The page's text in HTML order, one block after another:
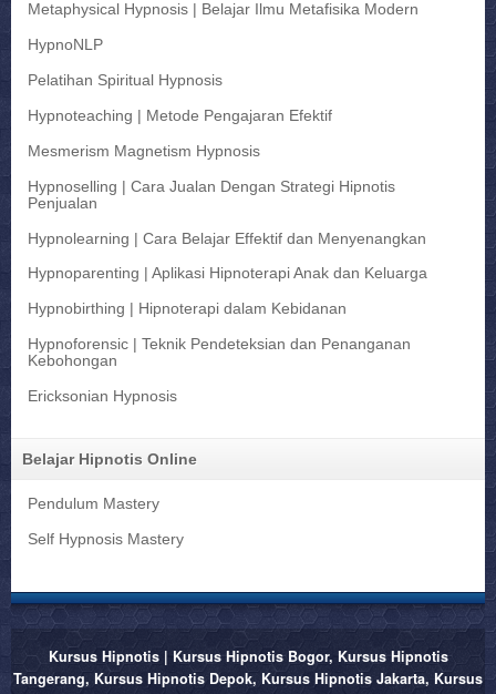
Metaphysical Hypnosis | Belajar Ilmu Metafisika Modern
HypnoNLP
Pelatihan Spiritual Hypnosis
Hypnoteaching | Metode Pengajaran Efektif
Mesmerism Magnetism Hypnosis
Hypnoselling | Cara Jualan Dengan Strategi Hipnotis
Penjualan
Hypnolearning | Cara Belajar Effektif dan Menyenangkan
Hypnoparenting | Aplikasi Hipnoterapi Anak dan Keluarga
Hypnobirthing | Hipnoterapi dalam Kebidanan
Hypnoforensic | Teknik Pendeteksian dan Penanganan
Kebohongan
Ericksonian Hypnosis
Belajar Hipnotis Online
Pendulum Mastery
Self Hypnosis Mastery
Kursus Hipnotis | Kursus Hipnotis Bogor, Kursus Hipnotis
Tangerang, Kursus Hipnotis Depok, Kursus Hipnotis Jakarta, Kursus